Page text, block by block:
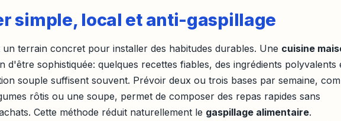
simple, local et anti-gaspillage
un terrain concret pour installer des habitudes durables. Une cuisine
d'être sophistiquée: quelques recettes fiables, des ingrédients polyvalents
souple suffisent souvent. Prévoir deux ou trois bases par semaine,
rôtis ou une soupe, permet de composer des repas rapides sans
Cette méthode réduit naturellement le gaspillage alimentaire.